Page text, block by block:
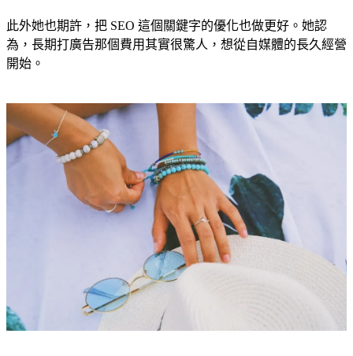
此外她也期許，把 SEO 這個關鍵字的優化也做更好。她認
為，長期打廣告那個費用其實很驚人，想從自媒體的長久經營
開始。